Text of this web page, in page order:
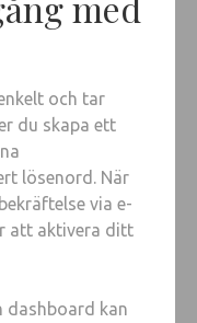
och tar
du skapa ett
lösenord. När
via e-
att aktivera ditt
dashboard kan